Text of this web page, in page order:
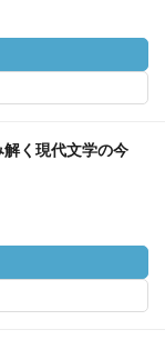
く現代文学の今